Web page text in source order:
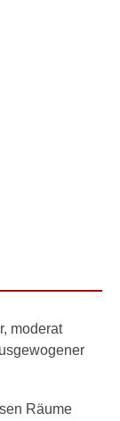
moderat
Räume